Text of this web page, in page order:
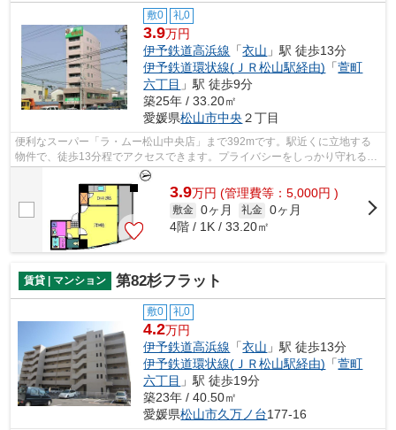
敷0 礼0
3.9万円
伊予鉄道高浜線 「衣山 」駅 徒歩13分
伊予鉄道環状線(ＪＲ松山駅経由) 「萱町
六丁目 」駅 徒歩9分
築25年 / 33.20㎡
愛媛県松山市中央 ２丁目
便利なスーパー「ラ・ムー松山中央店」まで392mです。駅近くに立地する
物件で、徒歩13分程でアクセスできます。プライバシーをしっかり守れる、
安心安全なマンションです。こちらはエ...
3.9万円 (管理費等：5,000円 )
敷金 0ヶ月 礼金 0ヶ月
4階 / 1K / 33.20㎡
賃貸 | マンション 第82杉フラット
敷0 礼0
4.2万円
伊予鉄道高浜線 「衣山 」駅 徒歩13分
伊予鉄道環状線(ＪＲ松山駅経由) 「萱町
六丁目 」駅 徒歩19分
築23年 / 40.50㎡
愛媛県松山市久万ノ台177-16